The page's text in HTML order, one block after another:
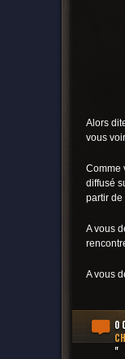
Alors
vous
Comme
diffusé
partir de
A vous
A vous
0
"